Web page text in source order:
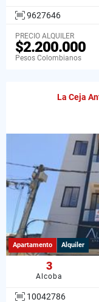
9627646
PRECIO ALQUILER
$2.200.000
Pesos Colombianos
La Ceja
Apartamento Alquiler
3
Alcoba
10042786